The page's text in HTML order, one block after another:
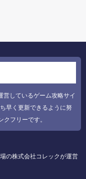
営しているゲーム攻略サイ
早く更新できるように努
フリーです。
の株式会社コレックが運営